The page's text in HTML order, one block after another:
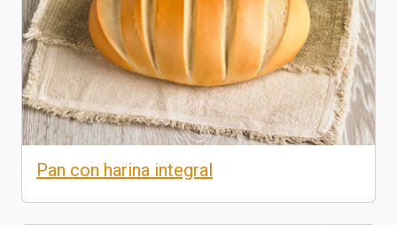
Pan con harina integral